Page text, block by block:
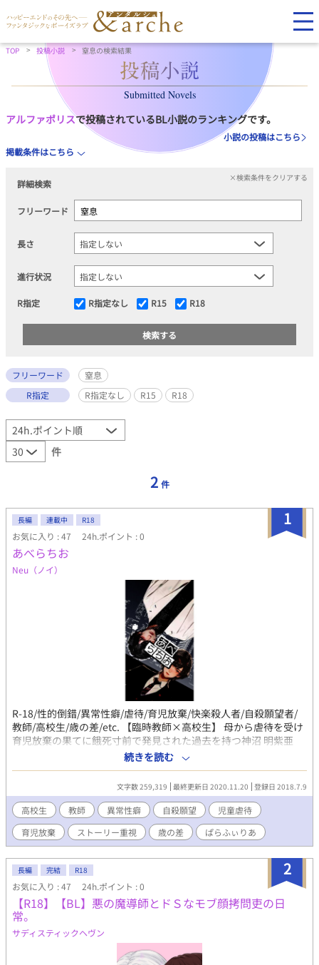
TOP 投稿小説 窒息の検索結果
Submitted Novels
アルファポリスで投稿されているBL小説のランキングです。
小説の投稿はこちら
掲載条件はこちら
詳細検索
×検索条件をクリアする
フリーワード
長さ
進行状況
R指定 R指定なし R15 R18
フリーワード
窒息
R指定
R指定なし R15 R18
件
2 件
1
長編 連載中 R18
お気に入り : 47 24h.ポイント : 0
あべらちお
Neu（ノイ）
R-18/性的倒錯/異常性癖/虐待/育児放棄/快楽殺人者/自殺願望者/
教師/高校生/歳の差/etc. 【臨時教師×高校生】 母から虐待を受け
育児放棄の果てに餓死寸前で発見された過去を持つ神沼 明紫亜
（カミヌマ メシア）は、慣れない人間との接触で吐気を催し、最
悪の場合、嘔吐してしまう体質を持っている自殺願望者である。
中学を卒業して間も無い頃に、殺人現場を目撃し性的興奮を覚え
てしまった。 無意味な殺人に快感を得る殺人鬼、笹垣 司破（ササ
ガキ シバ）は、殺人現場を目撃した明紫亜に殺して欲しいと縋ら
れてしまう。 殺すことに快感を得る者と、死を望む者が出逢い、
一夜限りの交わりのように殺し殺される真似事が行われ、二人は
別れた。 名前も知らぬ殺人鬼に恋をした明紫亜の前に臨時教師と
して現れた司破。名前を知る前に少年から逃げた司破の前に教え
子としてやって来た明紫亜。二人は惹かれ合うことをやめられず
に互いを求めてしまう。 幸せになることを拒み、自分が死ねば皆
が幸せになれると頑なに考えを変えなかった明紫亜に、司破との
幸せな未来を思い描き一緒に生きたいという願いが芽生えはじめ
る。 互いの複雑な家庭環境を乗り越え、二人だけの特殊な愛の形
を育んでいくお話。 ＊作中の時代設定は2019年となっております
（このお話で出てくる異常性癖） 【エロトフォノフィリア（殺人
続きを読む
文字数 259,319 最終更新日 2020.11.20 登録日 2018.7.9
高校生 教師 異常性癖 自殺願望
児童虐待
育児放棄
ストーリー重視 歳の差 ぱらふぃりあ
2
長編 完結 R18
お気に入り : 47 24h.ポイント : 0
【R18】【BL】悪の魔導師とドＳなモブ顔拷問吏の日
常。
サディスティックヘヴン